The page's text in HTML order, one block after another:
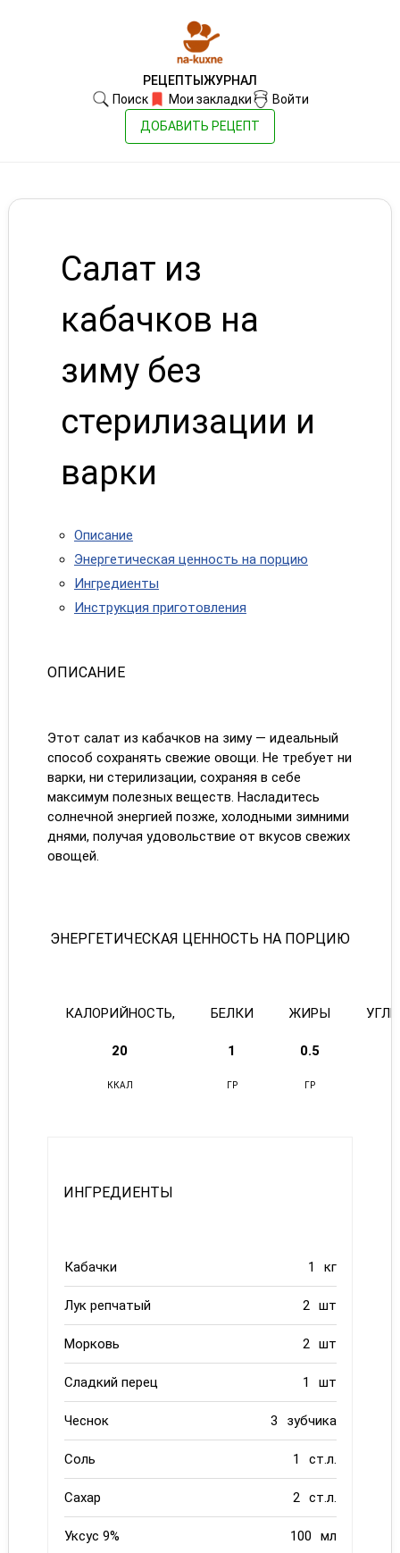
РЕЦЕПТЫ ЖУРНАЛ
Поиск
Мои закладки
Войти
ДОБАВИТЬ РЕЦЕПТ
Салат из
кабачков на
зиму без
стерилизации и
варки
Описание
Энергетическая ценность на порцию
Ингредиенты
Инструкция приготовления
ОПИСАНИЕ
Этот салат из кабачков на зиму — идеальный
способ сохранять свежие овощи. Не требует ни
варки, ни стерилизации, сохраняя в себе
максимум полезных веществ. Насладитесь
солнечной энергией позже, холодными зимними
днями, получая удовольствие от вкусов свежих
овощей.
ЭНЕРГЕТИЧЕСКАЯ ЦЕННОСТЬ НА ПОРЦИЮ
КАЛОРИЙНОСТЬ, БЕЛКИ ЖИРЫ
20 1 0.5
ККАЛ ГР ГР
ИНГРЕДИЕНТЫ
Кабачки 1 кг
Лук репчатый 2 шт
Морковь 2 шт
Сладкий перец 1 шт
Чеснок 3 зубчика
Соль 1 ст.л.
Сахар 2 ст.л.
Уксус 9% 100 мл